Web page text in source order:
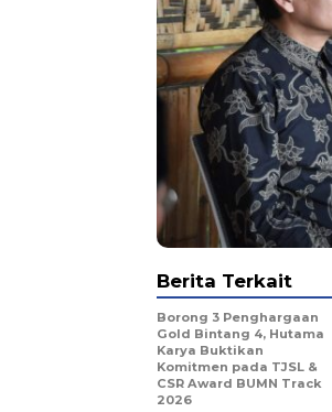
Berita Terkait
Borong 3 Penghargaan
Gold Bintang 4, Hutama
Karya Buktikan
Komitmen pada TJSL &
CSR Award BUMN Track
2026